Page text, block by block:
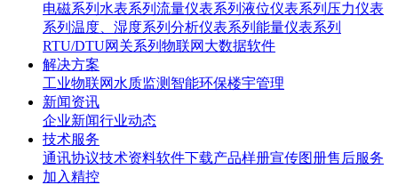
电磁系列 水表系列 流量仪表系列 液位仪表系列 压力仪表
系列 温度、湿度系列 分析仪表系列 能量仪表系列
RTU/DTU网关系列 物联网大数据软件
解决方案
工业物联网 水质监测 智能环保楼宇管理
新闻资讯
企业新闻行业动态
技术服务
通讯协议技术资料软件下载产品样册宣传图册售后服务
加入精控